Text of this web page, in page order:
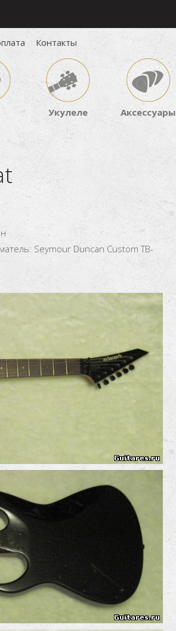
Контакты
Укулеле Аксессуары
Seymour Duncan Custom TB-